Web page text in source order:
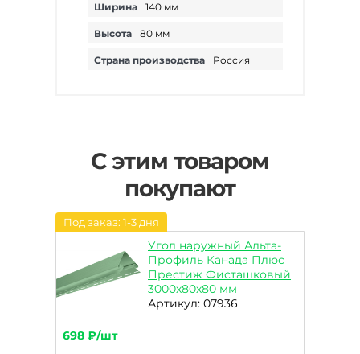
Ширина 140 мм
Высота 80 мм
Страна производства Россия
С этим товаром
покупают
Под заказ: 1-3 дня
Угол наружный Альта-
Профиль Канада Плюс
Престиж Фисташковый
3000х80х80 мм
Артикул: 07936
698 ₽/шт